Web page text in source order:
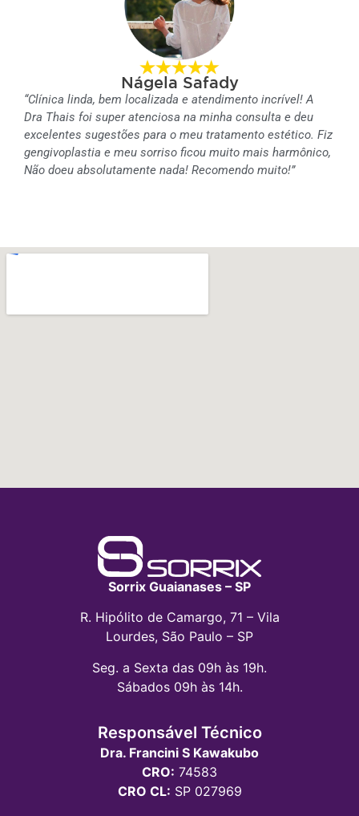
Nágela Safady
“Clínica linda, bem localizada e atendimento incrível! A
Dra Thais foi super atenciosa na minha consulta e deu
excelentes sugestões para o meu tratamento estético. Fiz
gengivoplastia e meu sorriso ficou muito mais harmônico,
Não doeu absolutamente nada! Recomendo muito!”
Sorrix Guaianases – SP
R. Hipólito de Camargo, 71 – Vila
Lourdes, São Paulo – SP
Seg. a Sexta das 09h às 19h.
Sábados 09h às 14h.
Responsável Técnico
Dra. Francini S Kawakubo
CRO: 74583
CRO CL: SP 027969